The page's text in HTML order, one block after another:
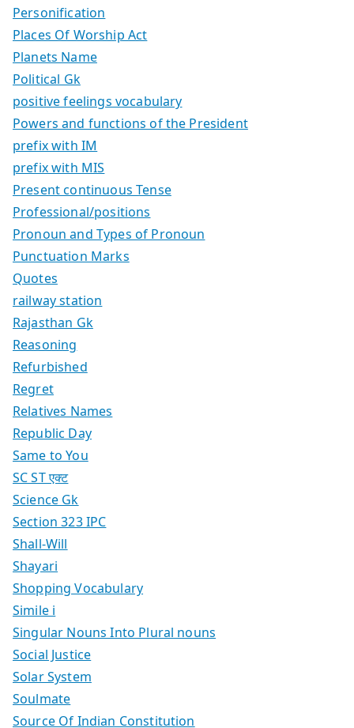
Personification
Places Of Worship Act
Planets Name
Political Gk
positive feelings vocabulary
Powers and functions of the President
prefix with IM
prefix with MIS
Present continuous Tense
Professional/positions
Pronoun and Types of Pronoun
Punctuation Marks
Quotes
railway station
Rajasthan Gk
Reasoning
Refurbished
Regret
Relatives Names
Republic Day
Same to You
SC ST एक्ट
Science Gk
Section 323 IPC
Shall-Will
Shayari
Shopping Vocabulary
Simile i
Singular Nouns Into Plural nouns
Social Justice
Solar System
Soulmate
Source Of Indian Constitution